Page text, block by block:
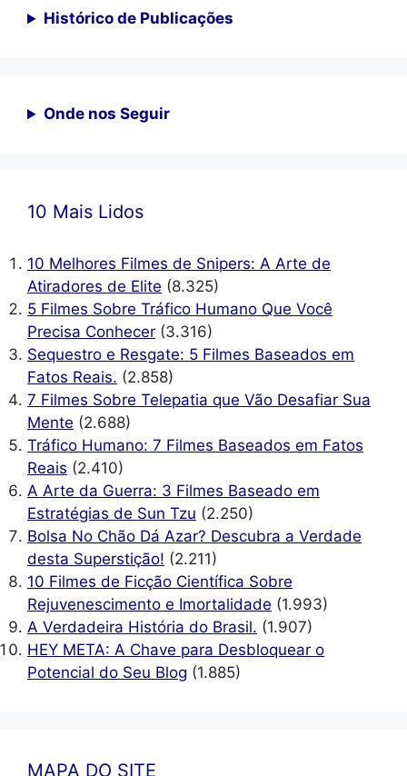
Histórico de Publicações
Onde nos Seguir
10 Mais Lidos
10 Melhores Filmes de Snipers: A Arte de
Atiradores de Elite (8.325)
5 Filmes Sobre Tráfico Humano Que Você
Precisa Conhecer (3.316)
Sequestro e Resgate: 5 Filmes Baseados em
Fatos Reais. (2.858)
7 Filmes Sobre Telepatia que Vão Desafiar Sua
Mente (2.688)
Tráfico Humano: 7 Filmes Baseados em Fatos
Reais (2.410)
A Arte da Guerra: 3 Filmes Baseado em
Estratégias de Sun Tzu (2.250)
Bolsa No Chão Dá Azar? Descubra a Verdade
desta Superstição! (2.211)
10 Filmes de Ficção Científica Sobre
Rejuvenescimento e Imortalidade (1.993)
A Verdadeira História do Brasil. (1.907)
HEY META: A Chave para Desbloquear o
Potencial do Seu Blog (1.885)
MAPA DO SITE